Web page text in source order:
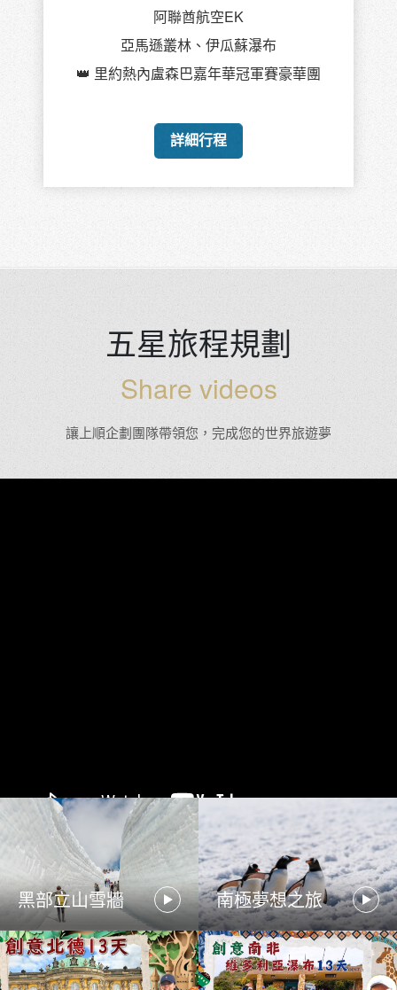
阿聯酋航空EK
亞馬遜叢林、伊瓜蘇瀑布
👑 里約熱內盧森巴嘉年華冠軍賽豪華團
詳細行程
五星旅程規劃
Share videos
讓上順企劃團隊帶領您，完成您的世界旅遊夢
黑部立山雪牆 南極夢想之旅